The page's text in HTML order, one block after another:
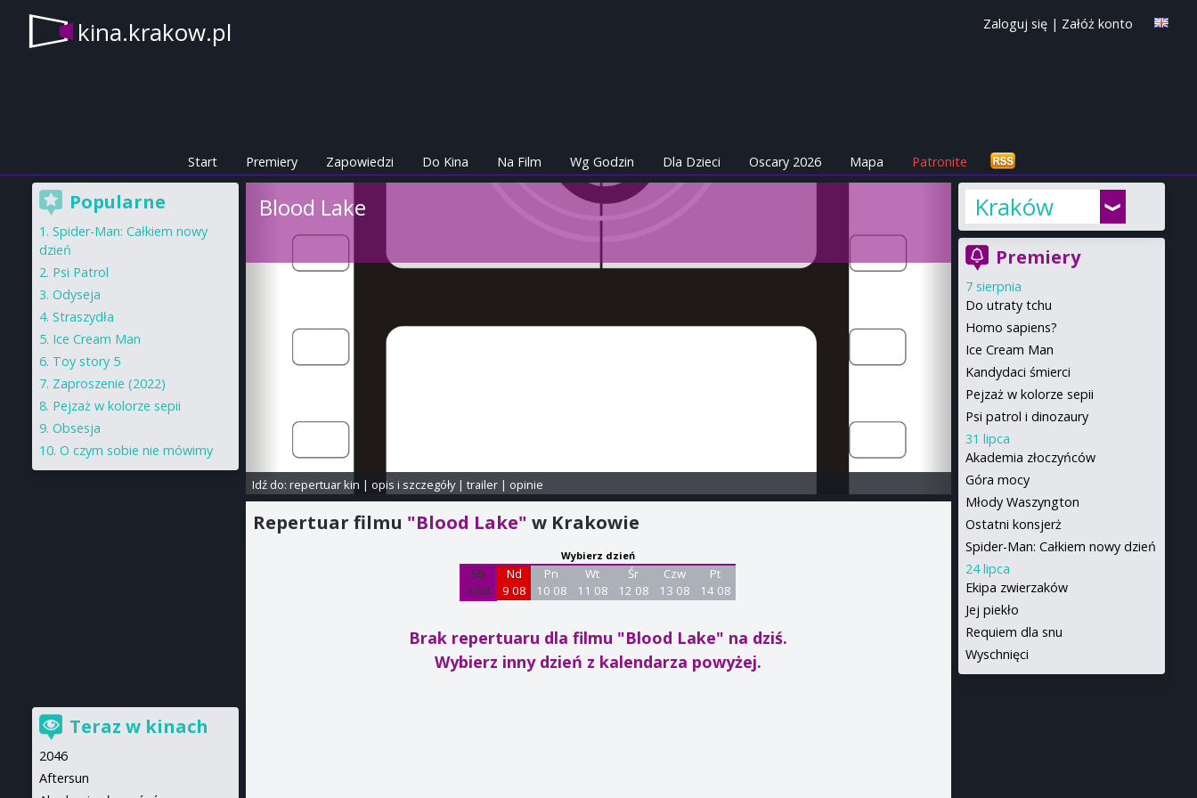
kina.krakow.pl Zaloguj się | Załóż konto
Start Premiery Zapowiedzi Do Kina Na Film Wg Godzin Dla Dzieci Oscary 2026 Mapa Patronite
Blood Lake
Idź do: repertuar kin | opis i szczegóły| trailer| opinie
Repertuar filmu "Blood Lake"w Krakowie
Wybierz dzień
Sb
8 08
Nd
9 08
Pn
10 08
Wt
11 08
Śr
12 08
Czw
13 08
Pt
14 08
Brak repertuaru dla filmu "Blood Lake" na dziś.
Wybierz inny dzień z kalendarza powyżej.
Kraków
Premiery
7 sierpnia
Do utraty tchu
Homo sapiens?
Ice Cream Man
Kandydaci śmierci
Pejzaż w kolorze sepii
Psi patrol i dinozaury
31 lipca
Akademia złoczyńców
Góra mocy
Młody Waszyngton
Ostatni konsjerż
Spider-Man: Całkiem nowy dzień
24 lipca
Ekipa zwierzaków
Jej piekło
Requiem dla snu
Wyschnięci
Popularne
Spider-Man: Całkiem nowy
dzień
Psi Patrol
Odyseja
Straszydła
Ice Cream Man
Toy story 5
Zaproszenie (2022)
Pejzaż w kolorze sepii
Obsesja
O czym sobie nie mówimy
Teraz w kinach
2046
Aftersun